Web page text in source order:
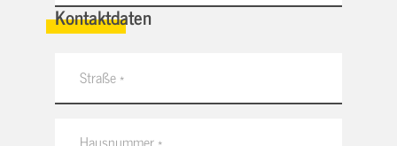
Kontaktdaten